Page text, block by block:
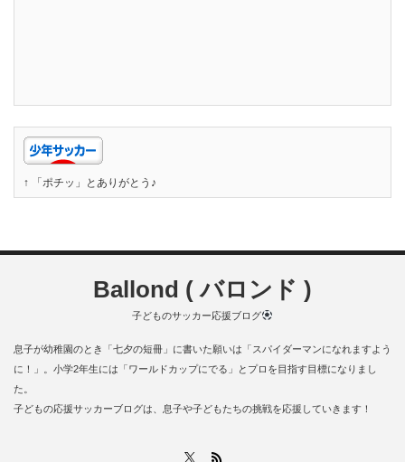
↑ 「ポチッ」とありがとう♪
Ballond ( バロンド )
子どものサッカー応援ブログ
息子が幼稚園のとき「七夕の短冊」に書いた願いは「スパイダーマンになれますよう
に！」。小学2年生には「ワールドカップにでる」とプロを目指す目標になりまし
た。
子どもの応援サッカーブログは、息子や子どもたちの挑戦を応援していきます！